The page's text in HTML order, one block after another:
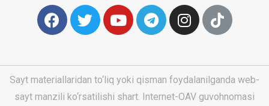
Sayt materiallaridan to‘liq yoki qisman foydalanilganda web-
sayt manzili ko‘rsatilishi shart. Internet-OAV guvohnomasi